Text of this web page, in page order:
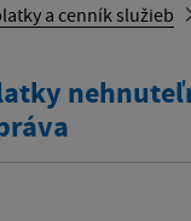
a cenník služieb